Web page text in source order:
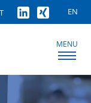
EN
MENU